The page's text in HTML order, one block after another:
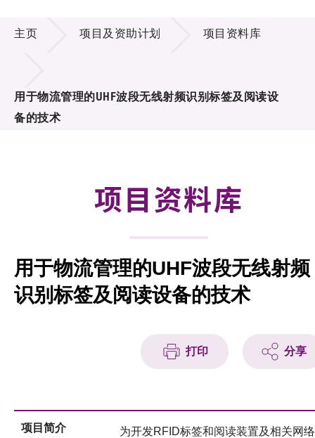
技术商品化
合作计划
征求研发项目计划书
项目伙伴
活动及消息
项目及资助计划
主页 项目及资助计划 项目资料库
用于物流管理的UHF波段无线射频识别标签及阅读设
备的技术
项目资料库
用于物流管理的UHF波段无线射频
识别标签及阅读设备的技术
打印 分享
项目简介
为开发RFID标签和阅读装置及相关网络